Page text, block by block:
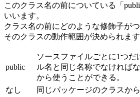
このクラス名の前についている「
いいます。
クラス名の前にどのような修飾子が
そのクラスの動作範囲が決められます
public
ソースファイルごとに1つだ
ル名と同じ名称でなければ
から使うことができる。
なし
同じパッケージのクラスか